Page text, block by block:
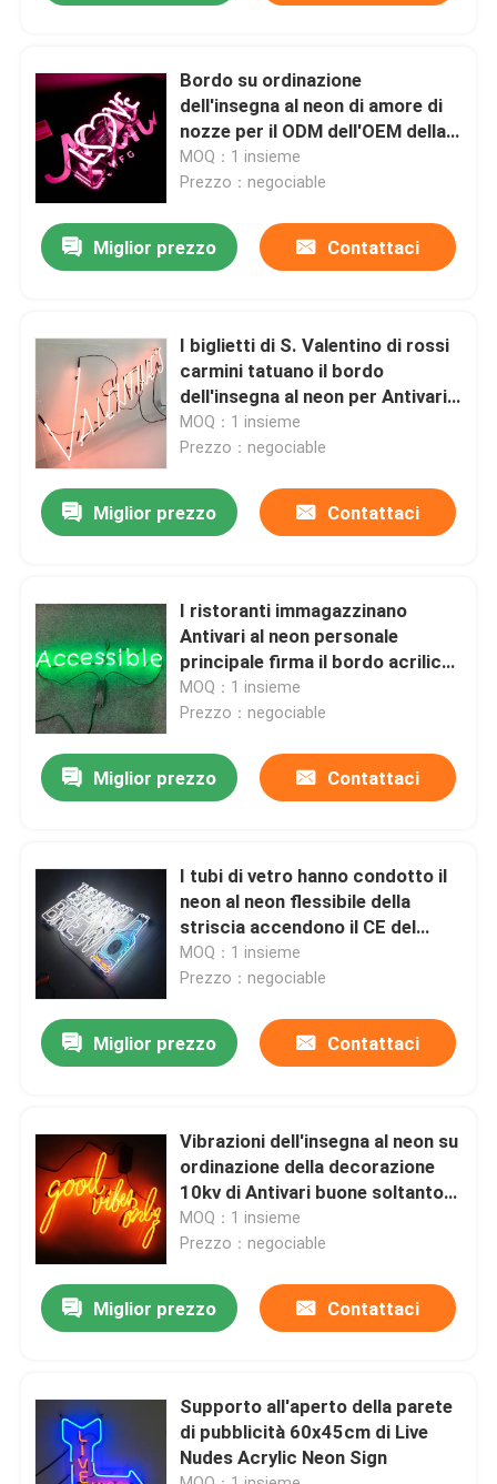
Prodotti
Circa noi
Giro della fabbrica
Contattici
Richieda una citazione
segno della lettera 3d
Segno della lettera di Manica
Segno retroilluminato della lettera
Bordo su ordinazione
dell'insegna al neon di amore di
nozze per il ODM dell'OEM della
camera da letto
MOQ：1 insieme
Prezzo：negociable
Miglior prezzo Contattaci
I biglietti di S. Valentino di rossi
carmini tatuano il bordo
dell'insegna al neon per Antivari
domestico 7.5kv
MOQ：1 insieme
Prezzo：negociable
Miglior prezzo Contattaci
I ristoranti immagazzinano
Antivari al neon personale
principale firma il bordo acrilico
dell'insegna al neon
MOQ：1 insieme
Prezzo：negociable
Miglior prezzo Contattaci
I tubi di vetro hanno condotto il
neon al neon flessibile della
striscia accendono il CE del
segno
MOQ：1 insieme
Prezzo：negociable
Miglior prezzo Contattaci
Vibrazioni dell'insegna al neon su
ordinazione della decorazione
10kv di Antivari buone soltanto
con il bordo acrilico
MOQ：1 insieme
Prezzo：negociable
Miglior prezzo Contattaci
Supporto all'aperto della parete
di pubblicità 60x45cm di Live
Nudes Acrylic Neon Sign